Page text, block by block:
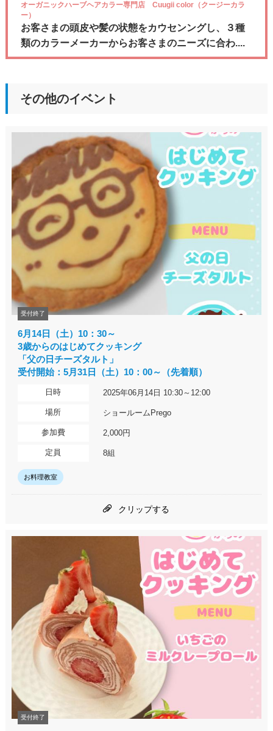
オーガニックハーブヘアカラー専門店 Cuugii color（クージーカラ
ー）
お客さまの頭皮や髪の状態をカウセンングし、３種
類のカラーメーカーからお客さまのニーズに合わ....
その他のイベント
受付終了
6月14日（土）10：30～
3歳からのはじめてクッキング
「父の日チーズタルト」
受付開始：5月31日（土）10：00～（先着順）
日時 2025年06月14日 10:30～12:00
場所 ショールームPrego
参加費 2,000円
定員 8組
お料理教室
クリップする
受付終了